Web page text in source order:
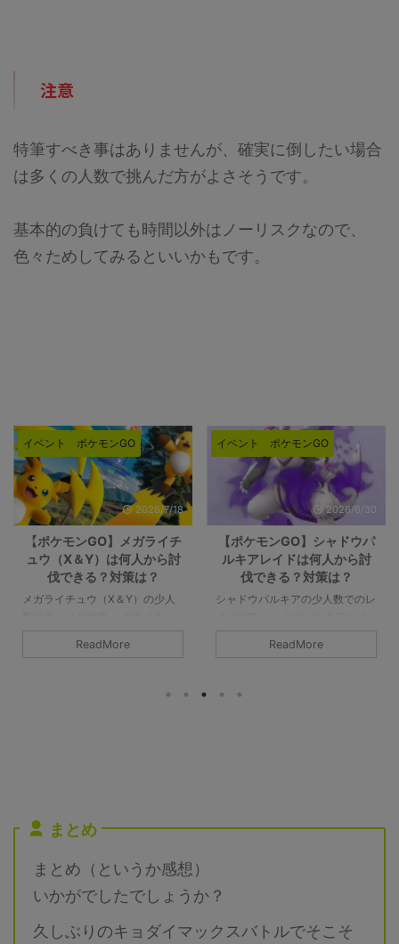
注意
特筆すべき事はありませんが、確実に倒したい場合
は多くの人数で挑んだ方がよさそうです。
基本的の負けても時間以外はノーリスクなので、
色々ためしてみるといいかもです。
イベント ポケモンGO
2026/6/30
【ポケモンGO】シャドウパ
ルキアレイドは何人から討
伐できる？対策は？
シャドウパルキアの少人数でのレ
ドの対策や感想など。シャドウパ
ルキアは2人で討伐可能です。条
シャドウパルキアの高固体は何体
いきたいと思います。詳細につい
シ ...
ReadMore
イベント ポケモンGO
2026/6/26
【ポケモンGO】メガエアー
ムドレイドは何人から討伐
できる？対策は？
メガエアームドの少人数でのレイ
伐人数は8人以上です。シールド
を破るのが8人であって、参加者
での考察からの推測となります。
ReadMore
まとめ
まとめ（というか感想）
いかがでしたでしょうか？
久しぶりのキョダイマックスバトルでそこそ